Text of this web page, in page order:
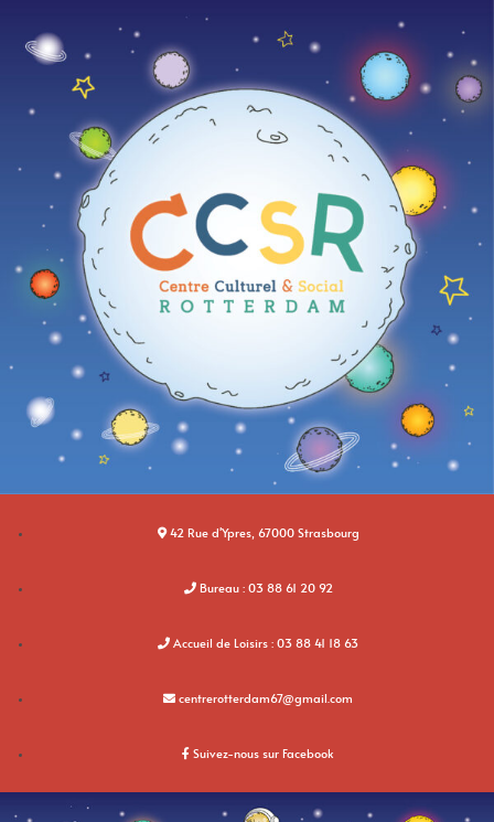
42 Rue d'Ypres, 67000 Strasbourg
Bureau : 03 88 61 20 92
Accueil de Loisirs : 03 88 41 18 63
centrerotterdam67@gmail.com
Suivez-nous sur Facebook